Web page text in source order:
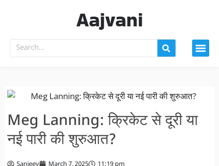
Aajvani
Meg Lanning: क्रिकेट से दूरी या
नई पारी की शुरुआत?
Sanjeev March 7, 2025 11:19 pm